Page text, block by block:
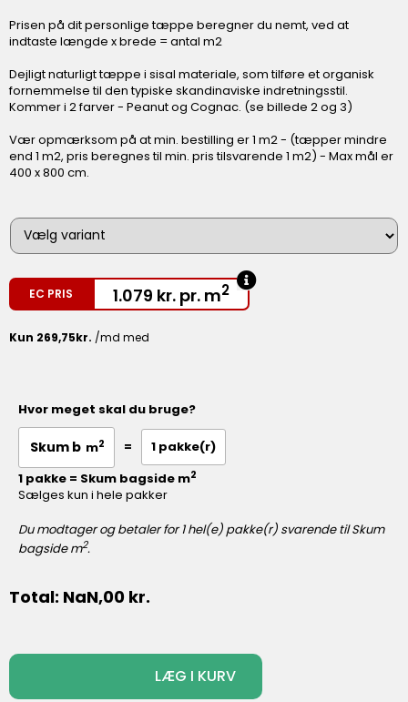
Prisen på dit personlige tæppe beregner du nemt, ved at
indtaste længde x brede = antal m2
Dejligt naturligt tæppe i sisal materiale, som tilføre et organisk
fornemmelse til den typiske skandinaviske indretningsstil.
Kommer i 2 farver - Peanut og Cognac. (se billede 2 og 3)
Vær opmærksom på at min. bestilling er 1 m2 - (tæpper mindre
end 1 m2, pris beregnes til min. pris tilsvarende 1 m2) - Max mål er
400 x 800 cm.
EC PRIS 1.079 kr. pr. m2
Hvor meget skal du bruge?
m2 = 1 pakke(r)
1 pakke = Skum bagside m2
Sælges kun i hele pakker
Du modtager og betaler for1hel(e) pakke(r) svarende tilSkum
bagsidem2.
Total: NaN,00 kr.
LÆG I KURV